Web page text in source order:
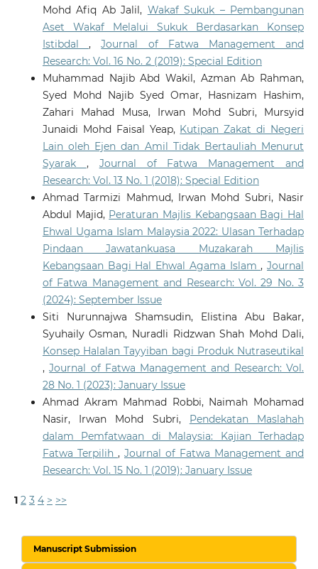
Mohd Afiq Ab Jalil, Wakaf Sukuk – Pembangunan
Aset Wakaf Melalui Sukuk Berdasarkan Konsep
Istibdal,Journal of Fatwa Management and
Research: Vol. 16 No. 2 (2019): Special Edition
Muhammad Najib Abd Wakil, Azman Ab Rahman,
Syed Mohd Najib Syed Omar, Hasnizam Hashim,
Zahari Mahad Musa, Irwan Mohd Subri, Mursyid
Junaidi Mohd Faisal Yeap, Kutipan Zakat di Negeri
Lain oleh Ejen dan Amil Tidak Bertauliah Menurut
Syarak , Journal of Fatwa Management and
Research: Vol. 13 No. 1 (2018): Special Edition
Ahmad Tarmizi Mahmud, Irwan Mohd Subri, Nasir
Abdul Majid, Peraturan Majlis Kebangsaan Bagi Hal
Ehwal Ugama Islam Malaysia 2022: Ulasan Terhadap
Pindaan Jawatankuasa Muzakarah Majlis
Kebangsaan Bagi Hal Ehwal Agama Islam,Journal
of Fatwa Management and Research: Vol. 29 No. 3
(2024): September Issue
Siti Nurunnajwa Shamsudin, Elistina Abu Bakar,
Syuhaily Osman, Nuradli Ridzwan Shah Mohd Dali,
Konsep Halalan Tayyiban bagi Produk Nutraseutikal
,Journal of Fatwa Management and Research: Vol.
28 No. 1 (2023): January Issue
Ahmad Akram Mahmad Robbi, Naimah Mohamad
Nasir, Irwan Mohd Subri, Pendekatan Maslahah
dalam Pemfatwaan di Malaysia: Kajian Terhadap
Fatwa Terpilih ,Journal of Fatwa Management and
Research: Vol. 15 No. 1 (2019): January Issue
1 2 3 4 > >>
Manuscript Submission